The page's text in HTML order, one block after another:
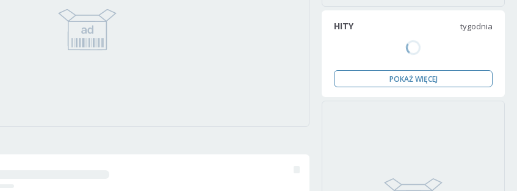
HITY tygodnia
POKAŻ WIĘCEJ